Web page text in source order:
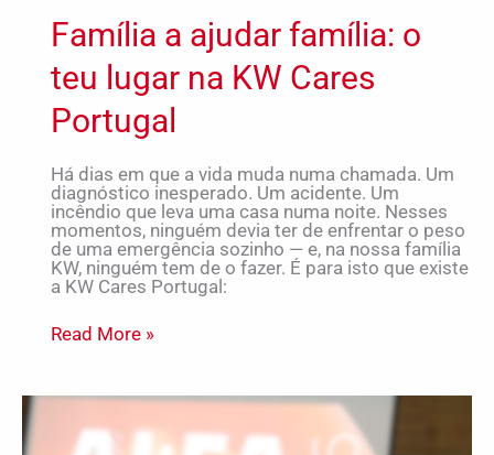
Família a ajudar família: o
teu lugar na KW Cares
Portugal
Há dias em que a vida muda numa chamada. Um
diagnóstico inesperado. Um acidente. Um
incêndio que leva uma casa numa noite. Nesses
momentos, ninguém devia ter de enfrentar o peso
de uma emergência sozinho — e, na nossa família
KW, ninguém tem de o fazer. É para isto que existe
a KW Cares Portugal:
Read More »
Resultados
Validam